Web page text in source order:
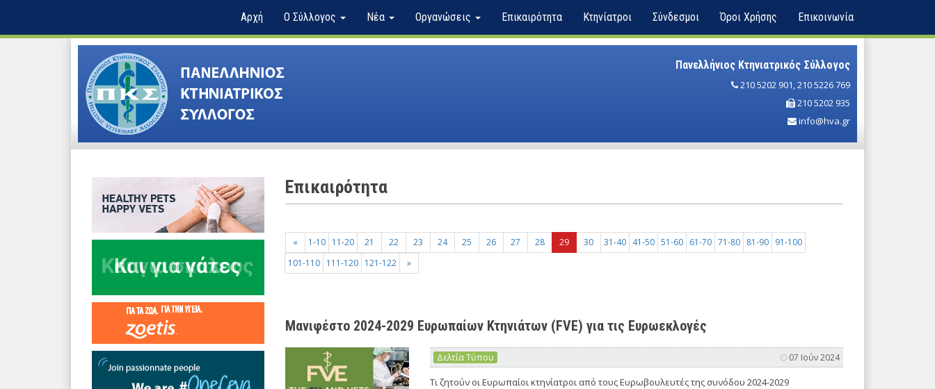
Αρχή Ο Σύλλογος Νέα Οργανώσεις Επικαιρότητα Κτηνίατροι Σύνδεσμοι Όροι Χρήσης Επικοινωνία
Πανελλήνιος Κτηνιατρικός Σύλλογος
210 5202 901,210 5226 769
210 5202 935
info@hva.gr
Επικαιρότητα
« 1-10 11-20 21 22 23 24 25 26 27 28 29 30 31-40 41-50 51-60 61-70 71-80 81-90
91-100
101-110
111-120 121-122 »
Μανιφέστο 2024-2029 Ευρωπαίων Κτηνιάτων (FVE) για τις Ευρωεκλογές
Δελτία Τύπου 07 Ιούν 2024
Τι ζητούν οι Ευρωπαίοι κτηνίατροι από τους Ευρωβουλευτές της συνόδου 2024-2029